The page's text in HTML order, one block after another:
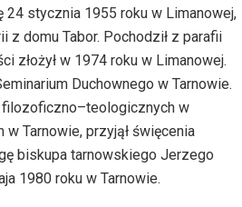
24 stycznia 1955 roku w Limanowej,
z domu Tabor. Pochodził z parafii
złożył w 1974 roku w Limanowej.
Duchownego w Tarnowie.
w
Tarnowie, przyjął święcenia
biskupa tarnowskiego Jerzego
1980 roku w Tarnowie.